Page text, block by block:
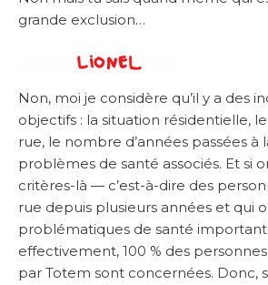
grande exclusion…
Non, moi je considère qu’il y a des
objectifs : la situation résidentielle,
rue, le nombre d’années passées à
problèmes de santé associés. Et si
critères-là — c’est-à-dire des
rue depuis plusieurs années et qui
problématiques de santé
effectivement, 100 % des
par Totem sont concernées. Donc,